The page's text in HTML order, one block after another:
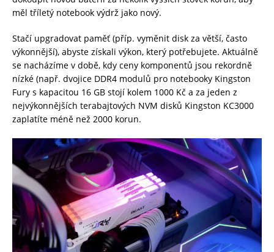
měl tříletý notebook výdrž jako nový.
Stačí upgradovat paměť (příp. vyměnit disk za větší, často
výkonnější), abyste získali výkon, který potřebujete. Aktuálně
se nacházíme v době, kdy ceny komponentů jsou rekordně
nízké (např. dvojice DDR4 modulů pro notebooky Kingston
Fury s kapacitou 16 GB stojí kolem 1000 Kč a za jeden z
nejvýkonnějších terabajtových NVM disků Kingston KC3000
zaplatíte méně než 2000 korun.